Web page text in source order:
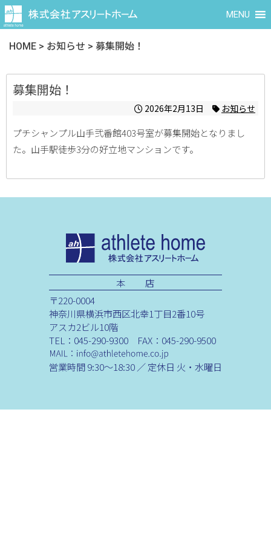
MENU
HOME > お知らせ > 募集開始！
募集開始！
2026年2月13日 お知らせ
プチシャンプル山手弐番館403号室が募集開始となりまし
た。山手駅徒歩3分の好立地マンションです。
本 店
〒220-0004
神奈川県横浜市西区北幸1丁目2番10号
アスカ2ビル10階
TEL：045-290-9300 FAX：045-290-9500
営業時間 9:30～18:30 ／ 定休日 火・水曜日